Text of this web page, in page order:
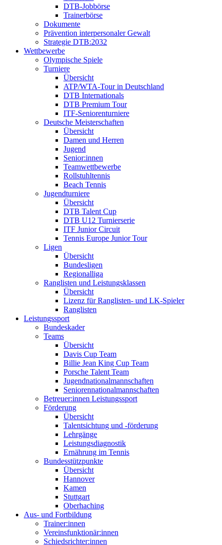
DTB-Jobbörse
Trainerbörse
Dokumente
Prävention interpersonaler Gewalt
Strategie DTB:2032
Wettbewerbe
Olympische Spiele
Turniere
Übersicht
ATP/WTA-Tour in Deutschland
DTB Internationals
DTB Premium Tour
ITF-Seniorenturniere
Deutsche Meisterschaften
Übersicht
Damen und Herren
Jugend
Senior:innen
Teamwettbewerbe
Rollstuhltennis
Beach Tennis
Jugendturniere
Übersicht
DTB Talent Cup
DTB U12 Turnierserie
ITF Junior Circuit
Tennis Europe Junior Tour
Ligen
Übersicht
Bundesligen
Regionalliga
Ranglisten und Leistungsklassen
Übersicht
Lizenz für Ranglisten- und LK-Spieler
Ranglisten
Leistungssport
Bundeskader
Teams
Übersicht
Davis Cup Team
Billie Jean King Cup Team
Porsche Talent Team
Jugendnationalmannschaften
Seniorennationalmannschaften
Betreuer:innen Leistungssport
Förderung
Übersicht
Talentsichtung und -förderung
Lehrgänge
Leistungsdiagnostik
Ernährung im Tennis
Bundesstützpunkte
Übersicht
Hannover
Kamen
Stuttgart
Oberhaching
Aus- und Fortbildung
Trainer:innen
Vereinsfunktionär:innen
Schiedsrichter:innen